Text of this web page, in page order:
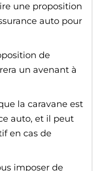
une proposition
auto pour
de
un avenant à
la caravane est
auto, et il peut
en cas de
imposer de